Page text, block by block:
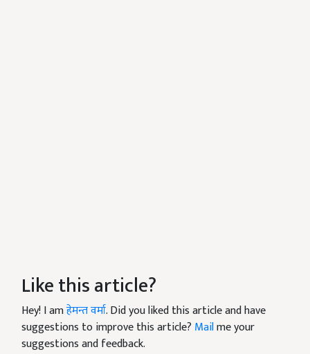
Like this article?
Hey! I amहेमन्त वर्मा. Did you liked this article and have
suggestions to improve this article? Mailme your
suggestions and feedback.